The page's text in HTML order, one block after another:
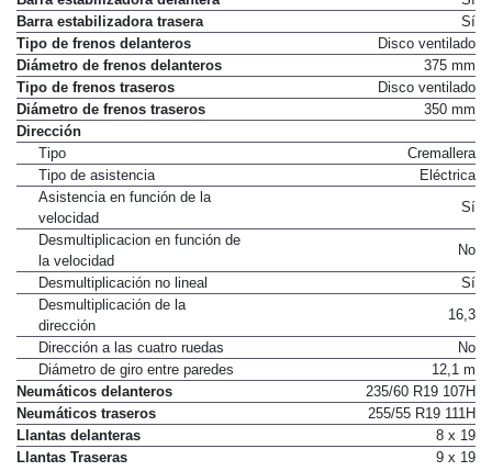
Barra estabilizadora delantera
Sí
Barra estabilizadora trasera
Sí
Tipo de frenos delanteros
Disco ventilado
Diámetro de frenos delanteros
375 mm
Tipo de frenos traseros
Disco ventilado
Diámetro de frenos traseros
Dirección
Tipo
Cremallera
Tipo de asistencia
Asistencia en función de la
velocidad
Sí
Desmultiplicacion en función de
la velocidad
No
Desmultiplicación no lineal
Desmultiplicación de la
dirección
16,3
Dirección a las cuatro ruedas
No
Diámetro de giro entre paredes
12,1 m
Neumáticos delanteros
235/60 R19 107H
Neumáticos traseros
255/55 R19 111H
Llantas delanteras
8 x 19